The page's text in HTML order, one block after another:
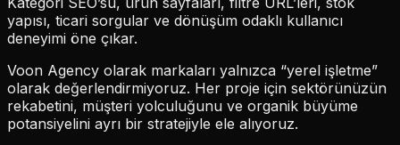
yapısı, ticari sorgular ve dönüşüm odaklı kullanıcı
deneyimi öne çıkar.
Voon Agency olarak markaları yalnızca “yerel işletme”
olarak değerlendirmiyoruz. Her proje için sektörünüzün
rekabetini, müşteri yolculuğunu ve organik büyüme
potansiyelini ayrı bir stratejiyle ele alıyoruz.